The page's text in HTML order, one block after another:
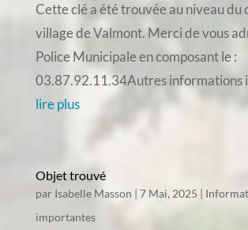
Cette clé a été trouvée au niveau du
village de Valmont. Merci de vous
Police Municipale en composant le :
03.87.92.11.34Autres informations
lire plus
Objet trouvé
par Isabelle Masson | 7 Mai, 2025 |
importantes